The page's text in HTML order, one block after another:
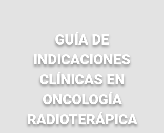
GUÍA DE
INDICACIONES
CLÍNICAS EN
ONCOLOGÍA
RADIOTERÁPICA